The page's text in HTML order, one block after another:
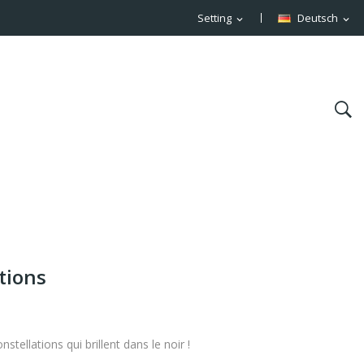
Deutsch expand_more
Setting expand_more
qui brillent dans le noir !